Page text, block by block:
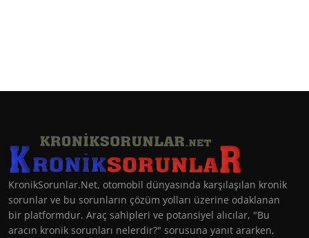
KronikSorunlar.Net, otomobil dünyasında karşılaşılan kronik
sorunlar ve bu sorunların çözüm yolları üzerine odaklanan
bir platformdur. Araç sahipleri ve potansiyel alıcılar, "Bu
aracın kronik sorunları nelerdir?" sorusuna yanıt ararken,